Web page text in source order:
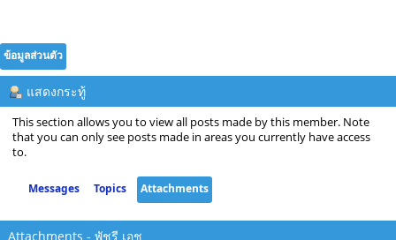
ข้อมูลส่วนตัว
แสดงกระทู้
This section allows you to view all posts made by this member. Note
that you can only see posts made in areas you currently have access
to.
Messages Topics Attachments
Attachments - พัชรี เอช